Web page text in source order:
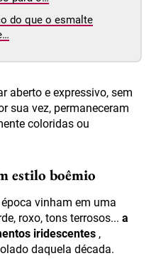
do que o esmalte
aberto e expressivo, sem
sua vez, permaneceram
coloridas ou
estilo boêmio
vinham em uma
roxo, tons terrosos... a
iridescentes ,
daquela década.